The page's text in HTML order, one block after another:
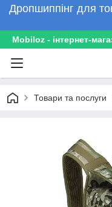
Дропшиппінг для
Mobiloz - інтернет-
Товари та послуги